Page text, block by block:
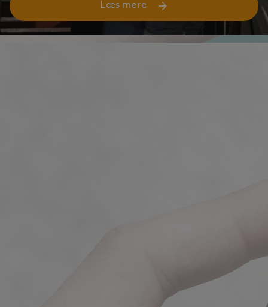
Læs mere